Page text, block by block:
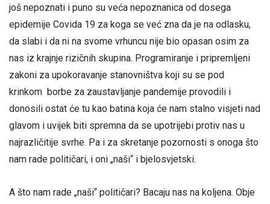
još nepoznati i puno su veća nepoznanica od dosega
epidemije Covida 19 za koga se već zna da je na odlasku,
da slabi i da ni na svome vrhuncu nije bio opasan osim za
nas iz krajnje rizičnih skupina. Programiranje i pripremljeni
zakoni za upokoravanje stanovništva koji su se pod
krinkom borbe za zaustavljanje pandemije provodili i
donosili ostat će tu kao batina koja će nam stalno visjeti nad
glavom i uvijek biti spremna da se upotrijebi protiv nas u
najrazličitije svrhe. Pa i za skretanje pozornosti s onoga što
nam rade političari, i oni „naši“ i bjelosvjetski.
A što nam rade „naši“ političari? Bacaju nas na koljena. Obje